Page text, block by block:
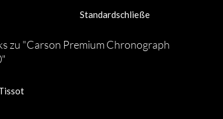
Standardschließe
zu "Carson Premium Chronograph